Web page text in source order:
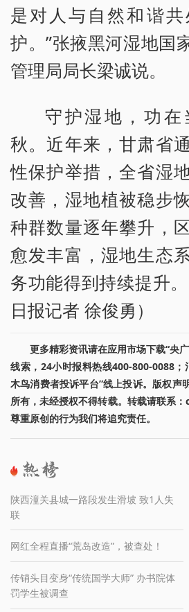
是对人与自然和谐
护。”张掖黑河湿地国
管理局局长梁诚说。
守护湿地，功
秋。近年来，甘肃省
性保护举措，全省湿
改善，湿地植被稳步
种群数量逐年攀升，
愈发丰富，湿地生态
务功能得到持续提升
日报记者 徐俊勇）
更多精彩资讯请在应用市场下载“央
线索，24小时报料热线400-800-0088；
木鸟消费者投诉平台”线上投诉。版权声
所有，未经授权不得转载。转载请联系
尊重原创的行为我们将追究责任。
陕西潼关县城一路段发生滑坡 致1人失
联
网红全程直播“荒岛改造”，被查处！
传销头目变身“传统国学大师” 办书院体
罚学生被调查